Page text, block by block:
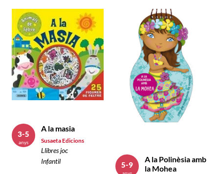
A la masia
Susaeta Edicions
Llibres joc
Infantil
3-5
anys
A la Polinèsia amb
la Mohea
5-9